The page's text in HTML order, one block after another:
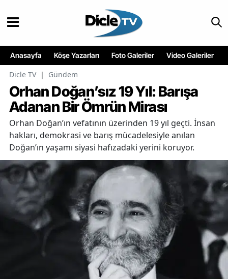
Anasayfa Köşe Yazarları Foto Galeriler Video Galeriler
Dicle TV | Gündem
Orhan Doğan’sız 19 Yıl: Barışa
Adanan Bir Ömrün Mirası
Orhan Doğan’ın vefatının üzerinden 19 yıl geçti. İnsan
hakları, demokrasi ve barış mücadelesiyle anılan
Doğan’ın yaşamı siyasi hafızadaki yerini koruyor.